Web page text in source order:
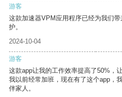
游客
这款加速器VPM应用程序已经为我们
护。
2024-10-04
游客
这款app让我的工作效率提高了50%，
我以前经常加班，现在有了这个app，
伴家人。